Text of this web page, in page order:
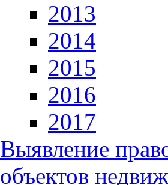
2013
2014
2015
2016
2017
Выявление
объектов